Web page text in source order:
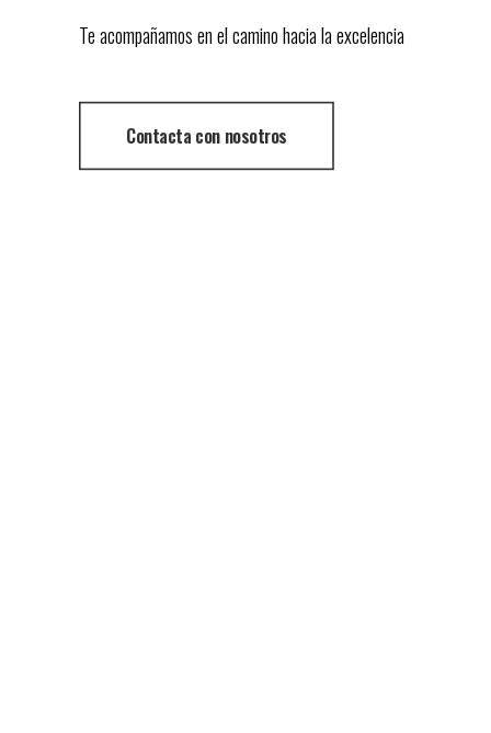
Te acompañamos en el camino hacia la excelencia
Contacta con nosotros